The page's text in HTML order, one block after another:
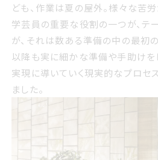
ども、作業は夏の屋外。様々な苦労
学芸員の重要な役割の一つが、テ
が、それは数ある準備の中の最初
以降も実に細かな準備や手助けを
実現に導いていく現実的なプロセ
ました。